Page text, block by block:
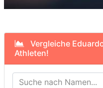
Vergleiche
Athleten!